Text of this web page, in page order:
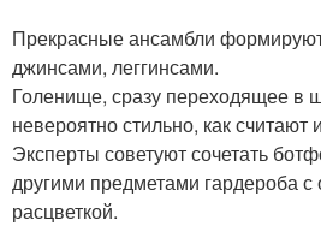
Прекрасные ансамбли
джинсами, леггинсами.
Голенище, сразу переходящее в
невероятно стильно, как
Эксперты советуют сочетать
другими предметами гардероба с
расцветкой.